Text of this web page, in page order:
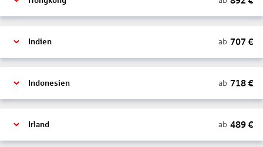
Indien ab 707 €
Indonesien ab 718€
Irland ab 489€